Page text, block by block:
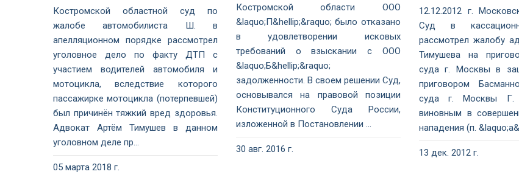
Костромской областной суд по
жалобе автомобилиста Ш. в
апелляционном порядке рассмотрел
уголовное дело по факту ДТП с
участием водителей автомобиля и
мотоцикла, вследствие которого
пассажирке мотоцикла (потерпевшей)
был причинён тяжкий вред здоровья.
Адвокат Артём Тимушев в данном
уголовном деле пр...
05 марта 2018 г.
Костромской области ООО
&laquo;П&hellip;&raquo; было отказано
в удовлетворении исковых
требований о взыскании с ООО
&laquo;Б&hellip;&raquo;
задолженности. В своем решении Суд,
основывался на правовой позиции
Конституционного Суда России,
изложенной в Постановлении ...
30 авг. 2016 г.
12.12.2012 г.
Суд в
рассмотрел жалобу
Тимушева на
суда г. Москвы в
приговором
суда г. Москвы Г.
виновным в
нападения (п.
13 дек. 2012 г.